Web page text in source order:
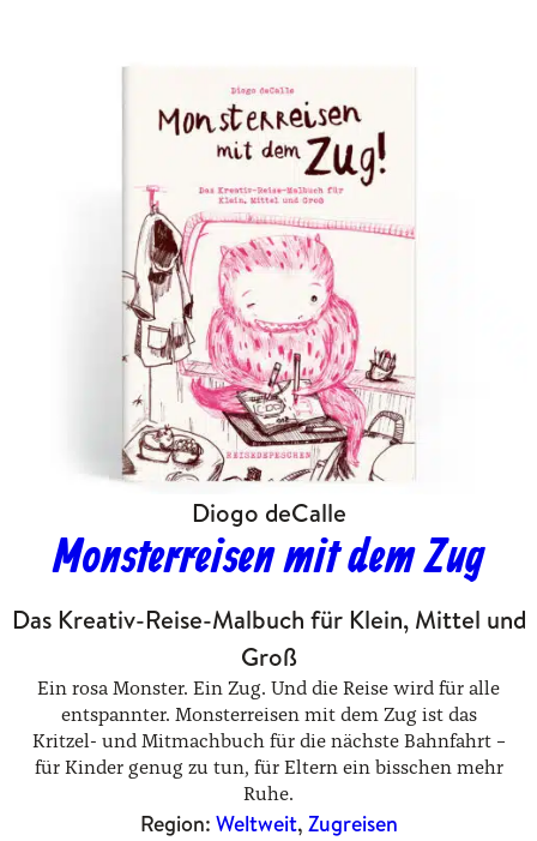
Diogo deCalle
Monsterreisen mit dem Zug
Das Kreativ-Reise-Malbuch für Klein, Mittel und
Groß
Ein rosa Monster. Ein Zug. Und die Reise wird für alle
entspannter. Monsterreisen mit dem Zug ist das
Kritzel- und Mitmachbuch für die nächste Bahnfahrt –
für Kinder genug zu tun, für Eltern ein bisschen mehr
Ruhe.
Region: Weltweit, Zugreisen